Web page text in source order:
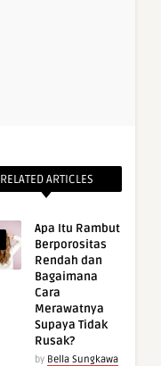
RELATED ARTICLES
Apa Itu Rambut
Berporositas
Rendah dan
Bagaimana
Cara
Merawatnya
Supaya Tidak
Rusak?
by Bella Sungkawa